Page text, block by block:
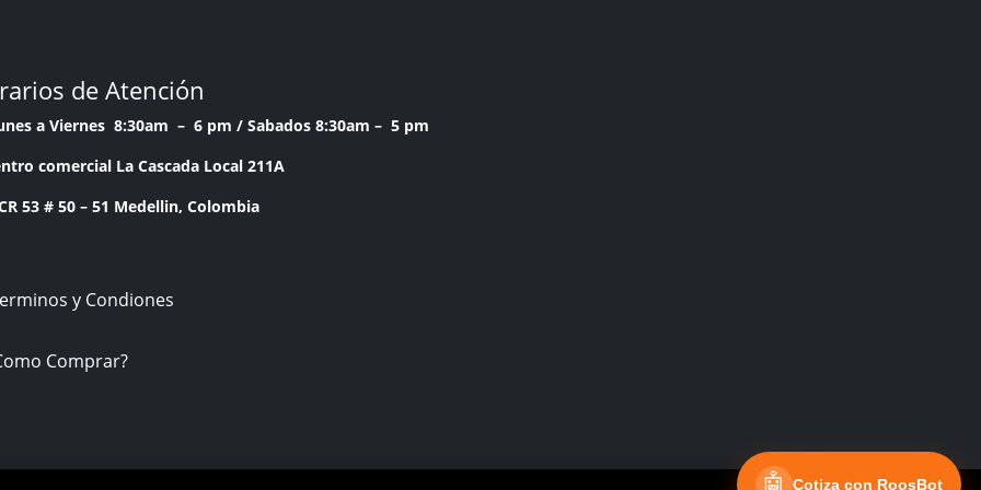
de Atención
a Viernes 8:30am – 6 pm / Sabados 8:30am – 5 pm
comercial La Cascada Local 211A
53 # 50 – 51 Medellin, Colombia
y Condiones
Comprar?
🤖 Cotiza con RoosBot